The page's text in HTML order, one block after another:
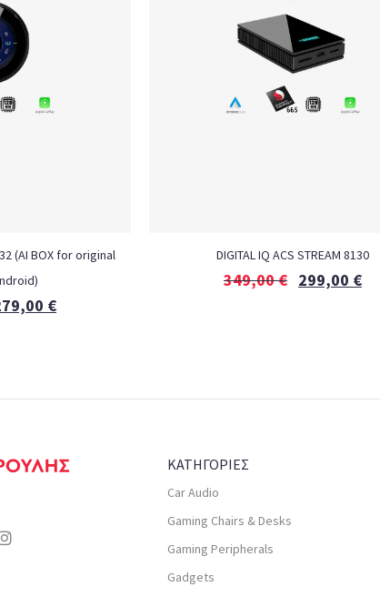
(AI BOX for original
€
DIGITAL IQ ACS STREAM 8130
349,00€ 299,00 €
ΚΑΤΗΓΟΡΙΕΣ
Car Audio
Gaming Chairs & Desks
Gaming Peripherals
Gadgets